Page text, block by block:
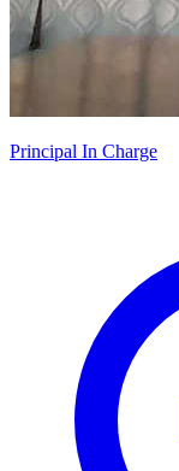
Principal In Charge